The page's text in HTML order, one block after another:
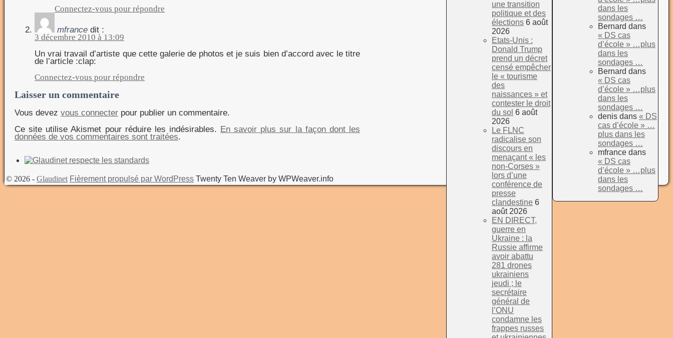
Connectez-vous pour répondre
mfrance dit :
3 décembre 2010 à 13:09
Un vrai travail d’artiste que cette galerie de photos et je suis bien d’accord avec le titre
de l’article :clap:
Connectez-vous pour répondre
Laisser un commentaire
Vous devez vous connecter pour publier un commentaire.
Ce site utilise Akismet pour réduire les indésirables. En savoir plus sur la façon dont les
données de vos commentaires sont traitées.
dans les
sondages …
Bernard dans
« DS cas
d’école » …plus
dans les
sondages …
Bernard dans
« DS cas
d’école » …plus
dans les
sondages …
denis dans « DS
cas d’école » …
plus dans les
sondages …
mfrance dans
« DS cas
d’école » …plus
dans les
sondages …
une transition
politique et des
élections 6 août
2026
Etats-Unis :
Donald Trump
prend un décret
censé empêcher
le « tourisme
des
naissances » et
contester le droit
du sol 6 août
2026
Le FLNC
radicalise son
discours en
menaçant « les
non-Corses »
lors d’une
conférence de
presse
clandestine 6
août 2026
EN DIRECT,
guerre en
Ukraine : la
Russie affirme
avoir abattu
281 drones
ukrainiens
jeudi ; le
secrétaire
général de
l’ONU
condamne les
frappes russes
© 2026 - Glaudinet Fièrement propulsé par WordPress Twenty Ten Weaver by WPWeaver.info